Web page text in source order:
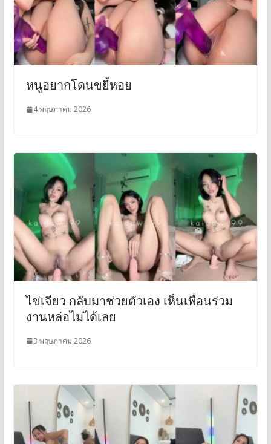
หนูอยากโดนขยี้หอย
4 พฤษภาคม 2026
ไข่เจียว กลับมาช่วยตัวเอง เห็นเพื่อนร่วม
งานหล่อไม่ได้เลย
3 พฤษภาคม 2026